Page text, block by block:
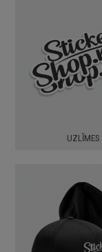
UZLĪMES